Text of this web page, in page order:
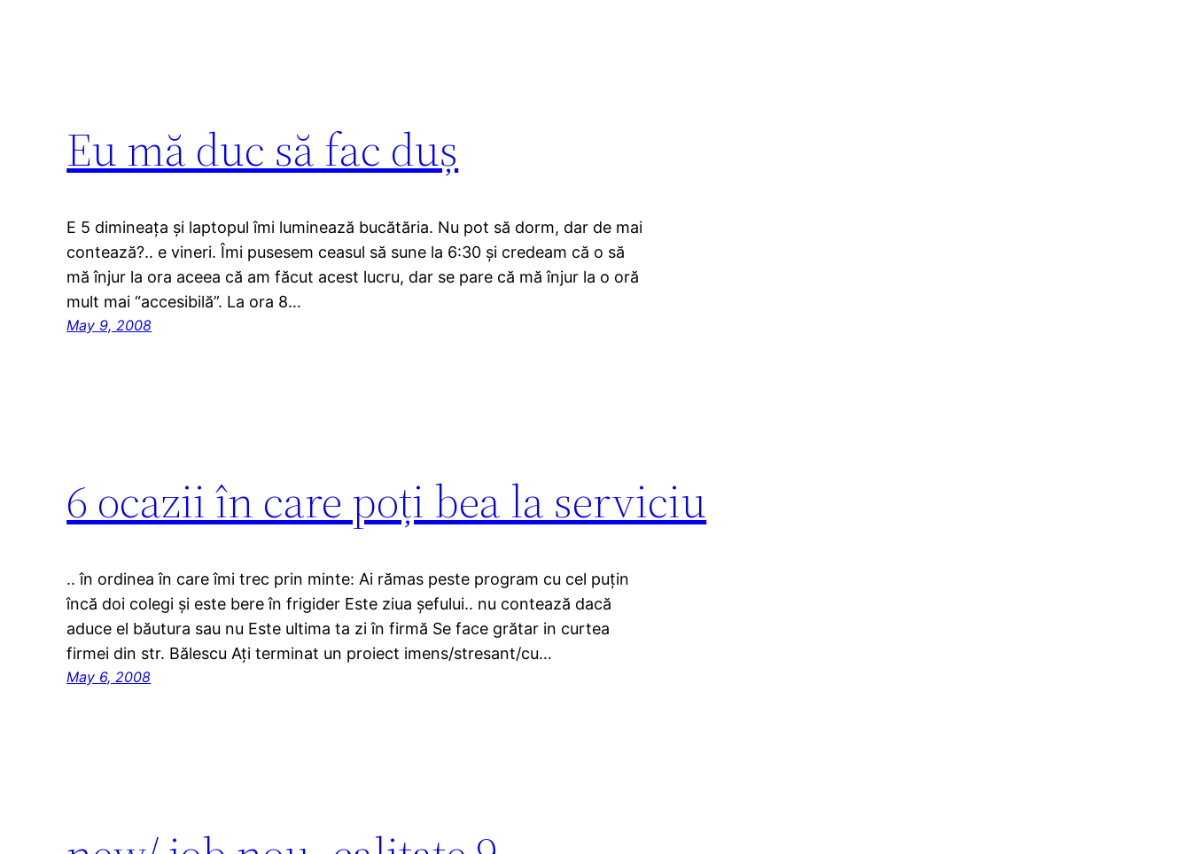
Eu mă duc să fac duș
E 5 dimineața și laptopul îmi luminează bucătăria. Nu pot să dorm, dar de mai
contează?.. e vineri. Îmi pusesem ceasul să sune la 6:30 și credeam că o să
mă înjur la ora aceea că am făcut acest lucru, dar se pare că mă înjur la o oră
mult mai “accesibilă”. La ora 8…
May 9, 2008
6 ocazii în care poți bea la serviciu
.. în ordinea în care îmi trec prin minte: Ai rămas peste program cu cel puțin
încă doi colegi și este bere în frigider Este ziua șefului.. nu contează dacă
aduce el băutura sau nu Este ultima ta zi în firmă Se face grătar in curtea
firmei din str. Bălescu Ați terminat un proiect imens/stresant/cu…
May 6, 2008